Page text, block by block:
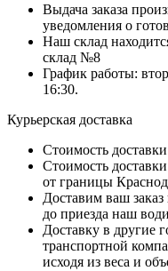
Выдача заказа
уведомления о
Наш склад
склад №8
График работы:
16:30.
Курьерская доставка
Стоимость
Стоимость
от границы
Доставим ваш
до приезда наш
Доставку в другие
транспортной
исходя из веса и